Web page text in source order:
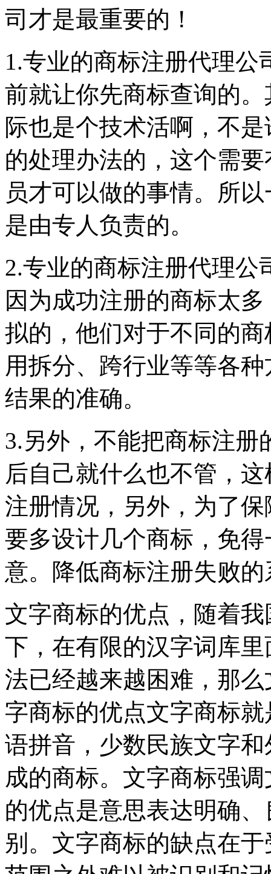
司才是最重要的！
1.专业的商标注册代理
前就让你先商标查询的
际也是个技术活啊，不
的处理办法的，这个需
员才可以做的事情。所
是由专人负责的。
2.专业的商标注册代理
因为成功注册的商标太
拟的，他们对于不同的
用拆分、跨行业等等各
结果的准确。
3.另外，不能把商标注
后自己就什么也不管，
注册情况，另外，为了
要多设计几个商标，免
意。降低商标注册失败的
文字商标的优点，随着
下，在有限的汉字词库
法已经越来越困难，那
字商标的优点文字商标
语拼音，少数民族文字
成的商标。文字商标强
的优点是意思表达明确
别。文字商标的缺点在